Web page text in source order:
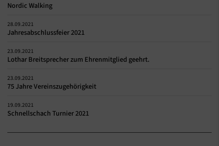
Nordic Walking
28.09.2021
Jahresabschlussfeier 2021
23.09.2021
Lothar Breitsprecher zum Ehrenmitglied geehrt.
23.09.2021
75 Jahre Vereinszugehörigkeit
19.09.2021
Schnellschach Turnier 2021